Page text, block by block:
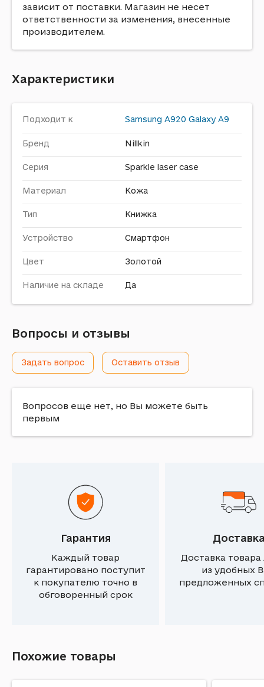
зависит от поставки. Магазин не несет
ответственности за изменения, внесенные
производителем.
Характеристики
Подходит к Samsung A920 Galaxy A9
Бренд Nillkin
Серия Sparkle laser case
Материал Кожа
Тип Книжка
Устройство Смартфон
Цвет Золотой
Наличие на складе Да
Вопросы и отзывы
Задать вопрос Оставить отзыв
Вопросов еще нет, но Вы можете быть
первым
Гарантия
Каждый товар
гарантировано поступит
к покупателю точно в
обговоренный срок
Доставка
из удобных
предложенных
Похожие товары